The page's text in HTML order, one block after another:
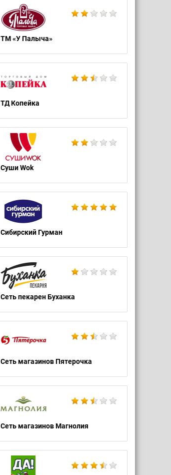
ТМ «У Палыча»
ТД Копейка
Суши Wok
Сибирский Гурман
Сеть пекарен Буханка
Сеть магазинов Пятерочка
Сеть магазинов Магнолия